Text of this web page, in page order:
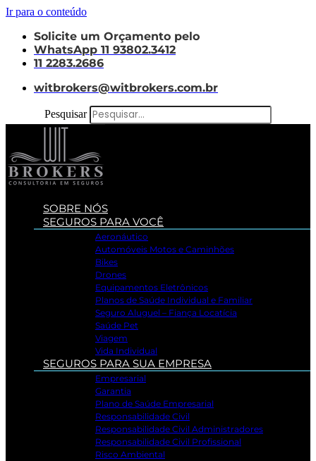
Ir para o conteúdo
Solicite um Orçamento pelo
WhatsApp 11 93802.3412
11 2283.2686
witbrokers@witbrokers.com.br
Pesquisar
SOBRE NÓS
SEGUROS PARA VOCÊ
Aeronáutico
Automóveis Motos e Caminhões
Bikes
Drones
Equipamentos Eletrônicos
Planos de Saúde Individual e Familiar
Seguro Aluguel – Fiança Locatícia
Saúde Pet
Viagem
Vida Individual
SEGUROS PARA SUA EMPRESA
Empresarial
Garantia
Plano de Saúde Empresarial
Responsabilidade Civil
Responsabilidade Civil Administradores
Responsabilidade Civil Profissional
Risco Ambiental